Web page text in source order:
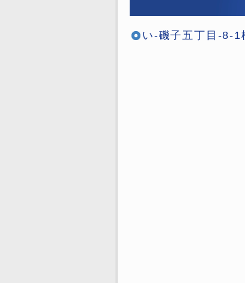
い-磯子五丁目-8-1